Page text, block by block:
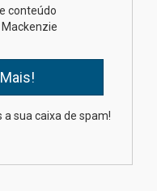
do HUEM ressalta
da prevenção e
precoce do câncer
conteúdo
sua caixa de spam!